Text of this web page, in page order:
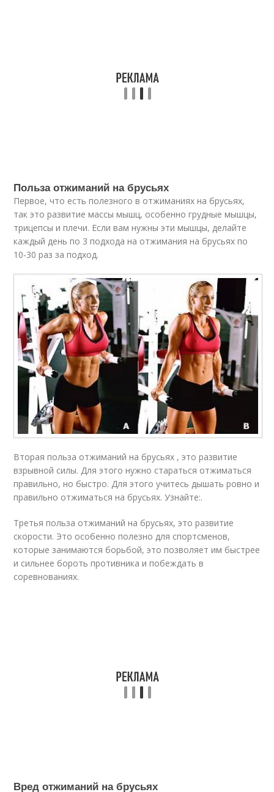
Польза отжиманий на брусьях
Первое, что есть полезного в отжиманиях на брусьях,
так это развитие массы мышц, особенно грудные мышцы,
трицепсы и плечи. Если вам нужны эти мышцы, делайте
каждый день по 3 подхода на отжимания на брусьях по
10-30 раз за подход.
Вторая польза отжиманий на брусьях , это развитие
взрывной силы. Для этого нужно стараться отжиматься
правильно, но быстро. Для этого учитесь дышать ровно и
правильно отжиматься на брусьях. Узнайте:.
Третья польза отжиманий на брусьях, это развитие
скорости. Это особенно полезно для спортсменов,
которые занимаются борьбой, это позволяет им быстрее
и сильнее бороть противника и побеждать в
соревнованиях.
Вред отжиманий на брусьях